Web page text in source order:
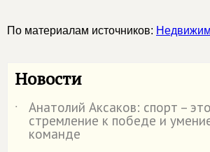
По материалам источников:
Новости
˙ Анатолий Аксаков: спорт –
стремление к победе и
команде